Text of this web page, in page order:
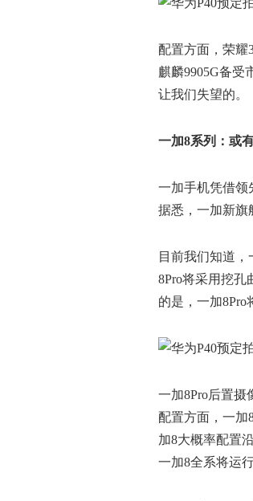
配置方面，荣耀
麒麟9905G备受
让我们失望的。
一加8系列：或
一加手机凭借领
据悉，一加新旗
目前我们知道
8Pro将采用挖孔
的是，一加8Pro
一加8Pro后置摄
配置方面，一加
加8大概率配置
一加8全系将运